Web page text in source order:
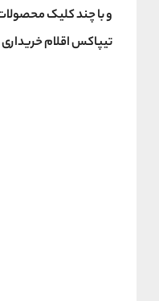
و با چند کلیک
تیپاکس اقلام